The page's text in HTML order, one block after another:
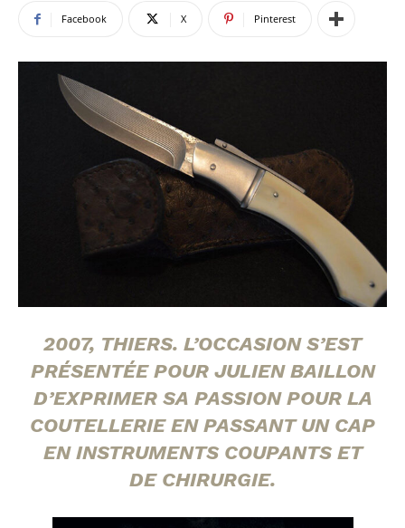
Facebook X Pinterest
2007, THIERS. L’OCCASION S’EST
PRÉSENTÉE POUR JULIEN BAILLON
D’EXPRIMER SA PASSION POUR LA
COUTELLERIE EN PASSANT UN CAP
EN INSTRUMENTS COUPANTS ET
DE CHIRURGIE.